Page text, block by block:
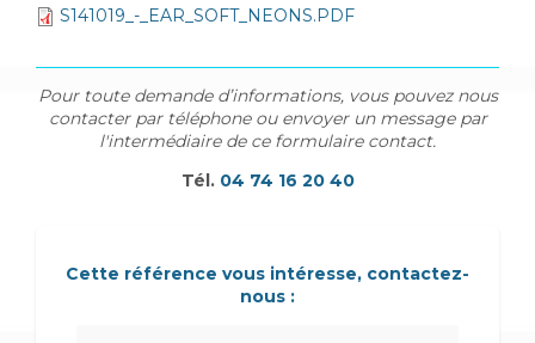
Pour toute demande d’informations, vous pouvez nous
contacter par téléphone ou envoyer un message par
l'intermédiaire de ce formulaire contact.
Tél. 04 74 16 20 40
S141019_-_EAR_SOFT_NEONS.PDF
Cette référence vous intéresse, contactez-
nous :